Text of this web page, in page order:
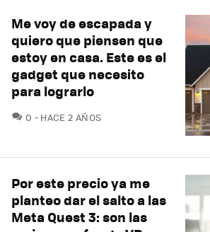
Me voy de escapada y
quiero que piensen que
estoy en casa. Este es el
gadget que necesito
para lograrlo
0 COMENTARIOS
HACE 2 AÑOS
Por este precio ya me
planteo dar el salto a las
Meta Quest 3: son las